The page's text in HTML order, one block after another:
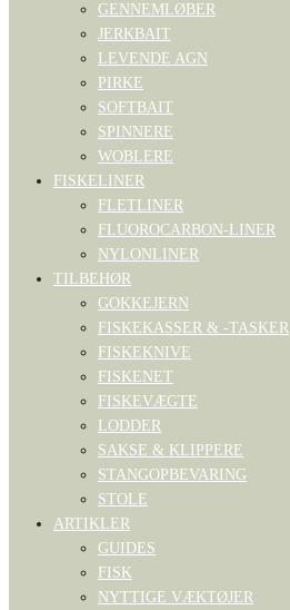
GENNEMLØBER
JERKBAIT
LEVENDE AGN
PIRKE
SOFTBAIT
SPINNERE
WOBLERE
FISKELINER
FLETLINER
FLUOROCARBON-LINER
NYLONLINER
TILBEHØR
GOKKEJERN
FISKEKASSER & -TASKER
FISKEKNIVE
FISKENET
FISKEVÆGTE
LODDER
SAKSE & KLIPPERE
STANGOPBEVARING
STOLE
ARTIKLER
GUIDES
FISK
NYTTIGE VÆKTØJER